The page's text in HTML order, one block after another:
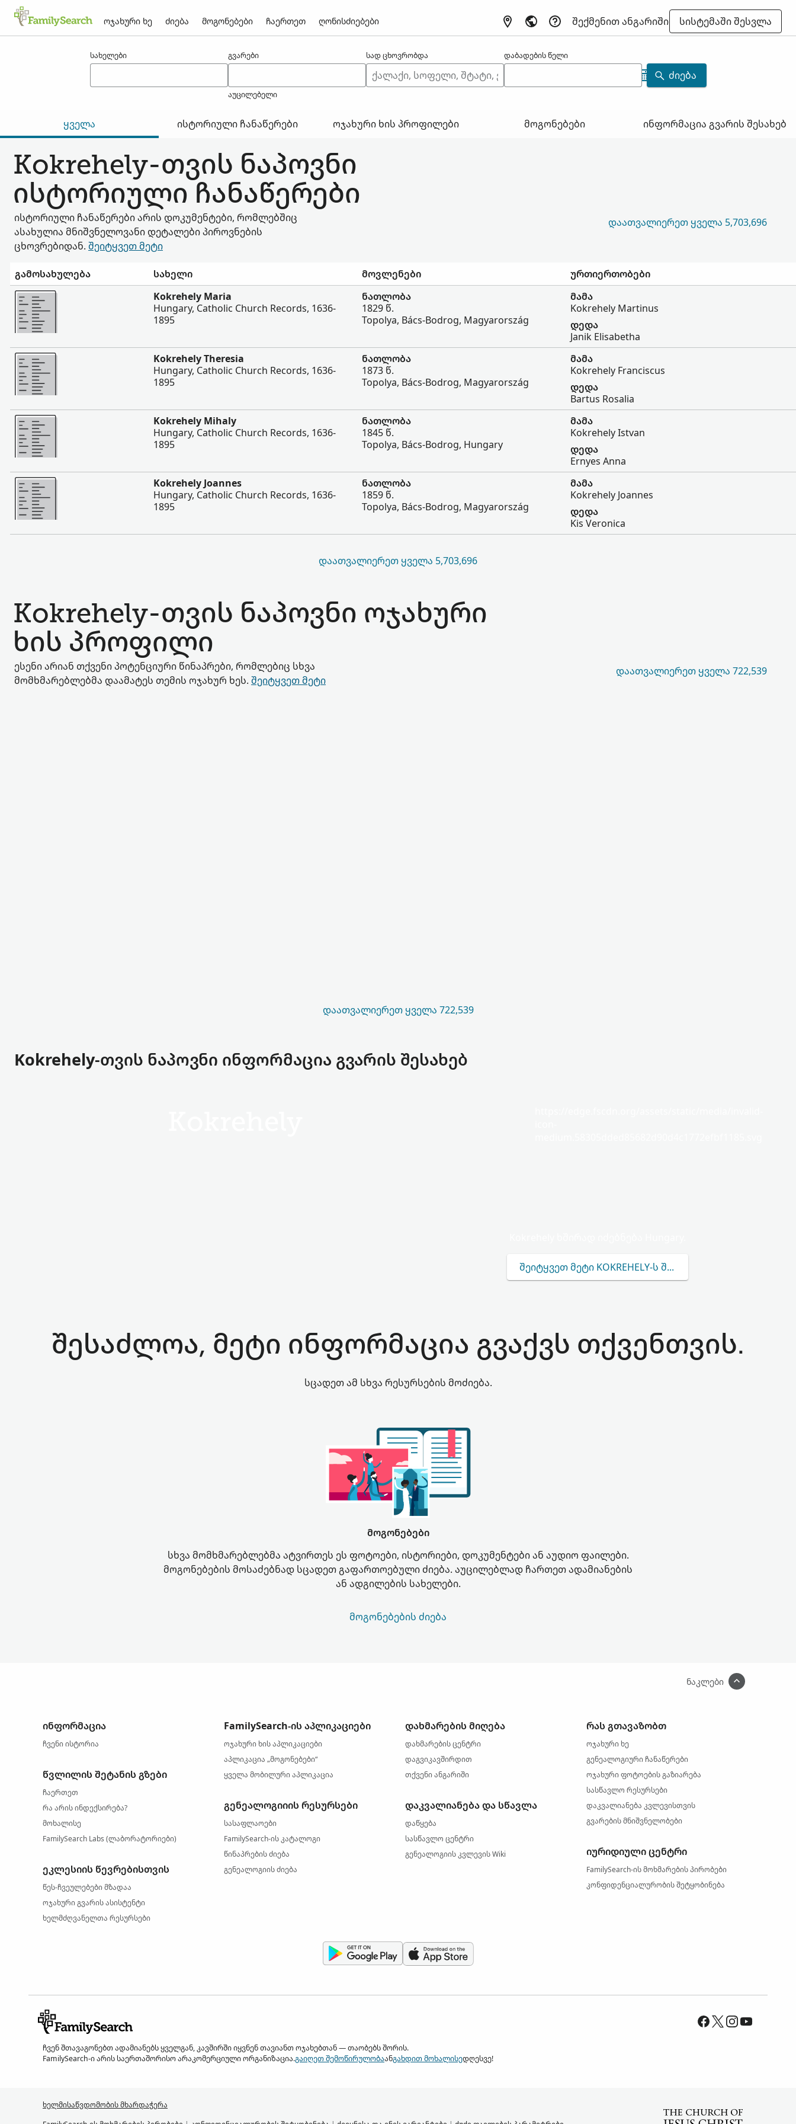
ოჯახური ხე ძიება მოგონებები ჩაერთეთ ღონისძიებები ᲨᲔᲥᲛᲔᲜᲘᲗ ᲐᲜᲒᲐᲠᲘᲨᲘ
ᲡᲘᲡᲢᲔᲛᲐᲨᲘ ᲨᲔᲡᲕᲚᲐ
სახელები გვარები
აუცილებელი
სად ცხოვრობდა დაბადების წელი
ᲫᲘᲔᲑᲐ
ყველა ისტორიული ჩანაწერები ოჯახური ხის პროფილები მოგონებები ინფორმაცია გვარის შესახებ
Kokrehely-თვის ნაპოვნი
ისტორიული ჩანაწერები
ისტორიული ჩანაწერები არის დოკუმენტები, რომლებშიც
ასახულია მნიშვნელოვანი დეტალები პიროვნების
ცხოვრებიდან. შეიტყვეთ მეტი
ᲓᲐᲐᲗᲕᲐᲚᲘᲔᲠᲔᲗ ᲧᲕᲔᲚᲐ 5,703,696
გამოსახულება სახელი მოვლენები
ურთიერთობები
შევიტყოთ მეტი
Kokrehely Maria
Hungary, Catholic Church Records, 1636-
1895
ნათლობა
1829 წ.
Topolya, Bács-Bodrog, Magyarország
მამა
Kokrehely Martinus
დედა
Janik Elisabetha
შევიტყოთ მეტი
Kokrehely Theresia
Hungary, Catholic Church Records, 1636-
1895
ნათლობა
1873 წ.
Topolya, Bács-Bodrog, Magyarország
მამა
Kokrehely Franciscus
დედა
Bartus Rosalia
შევიტყოთ მეტი
Kokrehely Mihaly
Hungary, Catholic Church Records, 1636-
1895
ნათლობა
1845 წ.
Topolya, Bács-Bodrog, Hungary
მამა
Kokrehely Istvan
დედა
Ernyes Anna
შევიტყოთ მეტი
Kokrehely Joannes
Hungary, Catholic Church Records, 1636-
1895
ნათლობა
1859 წ.
Topolya, Bács-Bodrog, Magyarország
მამა
Kokrehely Joannes
დედა
Kis Veronica
ᲓᲐᲐᲗᲕᲐᲚᲘᲔᲠᲔᲗ ᲧᲕᲔᲚᲐ 5,703,696
Kokrehely-თვის ნაპოვნი ოჯახური
ხის პროფილი
ესენი არიან თქვენი პოტენციური წინაპრები, რომლებიც სხვა
მომხმარებლებმა დაამატეს თემის ოჯახურ ხეს. შეიტყვეთ მეტი
ᲓᲐᲐᲗᲕᲐᲚᲘᲔᲠᲔᲗ ᲧᲕᲔᲚᲐ 722,539
ᲓᲐᲐᲗᲕᲐᲚᲘᲔᲠᲔᲗ ᲧᲕᲔᲚᲐ 722,539
Kokrehely-თვის ნაპოვნი ინფორმაცია გვარის შესახებ
ᲨᲔᲘᲢᲧᲕᲔᲗ ᲛᲔᲢᲘ KOKREHELY-Ს ᲨᲔᲡᲐᲮᲔᲑ
შესაძლოა, მეტი ინფორმაცია გვაქვს თქვენთვის.
სცადეთ ამ სხვა რესურსების მოძიება.
მოგონებები
სხვა მომხმარებლებმა ატვირთეს ეს ფოტოები, ისტორიები, დოკუმენტები ან აუდიო ფაილები.
მოგონებების მოსაძებნად სცადეთ გაფართოებული ძიება. აუცილებლად ჩართეთ ადამიანების
ან ადგილების სახელები.
ᲛᲝᲒᲝᲜᲔᲑᲔᲑᲘᲡ ᲫᲘᲔᲑᲐ
ნაკლები
ინფორმაცია
ჩვენი ისტორია
წვლილის შეტანის გზები
ჩაერთეთ
რა არის ინდექსირება?
მოხალისე
FamilySearch Labs (ლაბორატორიები)
ეკლესიის წევრებისთვის
წეს-ჩვეულებები მზადაა
ოჯახური გვარის ასისტენტი
ხელმძღვანელთა რესურსები
FamilySearch-ის აპლიკაციები
ოჯახური ხის აპლიკაციები
აპლიკაცია „მოგონებები“
ყველა მობილური აპლიკაცია
გენეალოგიიის რესურსები
სასაფლაოები
FamilySearch-ის კატალოგი
წინაპრების ძიება
გენეალოგიის ძიება
დახმარების მიღება
დახმარების ცენტრი
დაგვიკავშირდით
თქვენი ანგარიში
დაკვალიანება და სწავლა
დაწყება
სასწავლო ცენტრი
გენეალოგიის კვლევის Wiki
რას გთავაზობთ
ოჯახური ხე
გენეალოგიური ჩანაწერები
ოჯახური ფოტოების გაზიარება
სასწავლო რესურსები
დაკვალიანება კვლევისთვის
გვარების მნიშვნელობები
იურიდიული ცენტრი
FamilySearch-ის მოხმარების პირობები
კონფიდენციალურობის შეტყობინება
ჩვენ შთავაგონებთ ადამიანებს ყველგან, კავშირში იყვნენ თავიანთ ოჯახებთან — თაობებს შორის.
FamilySearch-ი არის საერთაშორისო არაკომერციული ორგანიზაცია.გაიღეთ შემოწირულობაანგახდით მოხალისედღესვე!
ხელმისაწვდომობის მხარდაჭერა